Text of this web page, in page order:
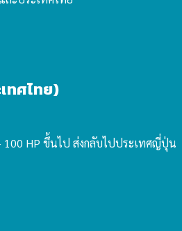
ทศไทย)
HP ขึ้นไป ส่งกลับไปประเทศญี่ปุ่น